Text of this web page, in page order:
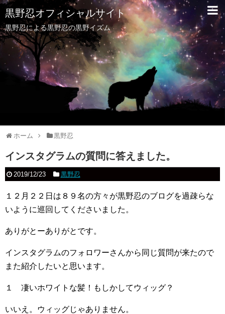
黒野忍オフィシャルサイト
黒野忍による黒野忍の黒野イズム
ホーム 黒野忍
インスタグラムの質問に答えました。
2019/12/23 黒野忍
１２月２２日は８９名の方々が黒野忍のブログを過疎らな
いように巡回してくださいました。
ありがとーありがとです。
インスタグラムのフォロワーさんから同じ質問が来たので
また紹介したいと思います。
１ 凄いホワイトな髪！もしかしてウィッグ？
いいえ。ウィッグじゃありません。